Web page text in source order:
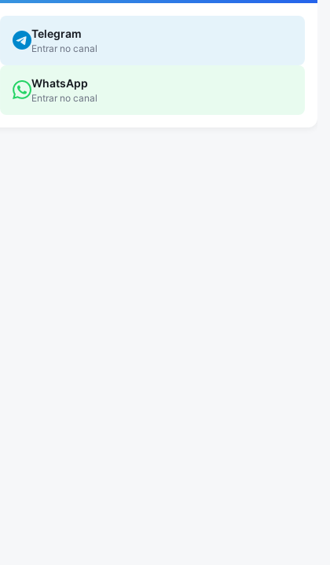
Telegram
Entrar no canal
WhatsApp
Entrar no canal